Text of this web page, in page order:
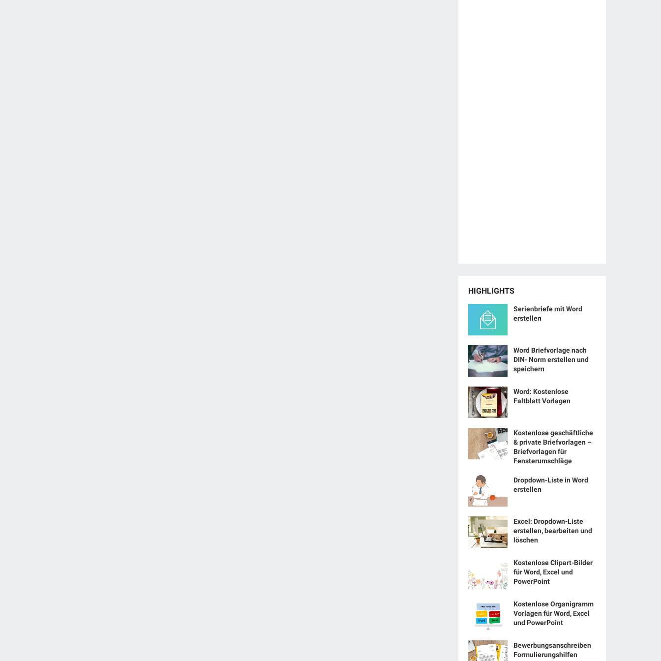
HIGHLIGHTS
Serienbriefe mit Word
erstellen
Word Briefvorlage nach
DIN- Norm erstellen und
speichern
Word: Kostenlose
Faltblatt Vorlagen
Kostenlose geschäftliche
& private Briefvorlagen –
Briefvorlagen für
Fensterumschläge
Dropdown-Liste in Word
erstellen
Excel: Dropdown-Liste
erstellen, bearbeiten und
löschen
Kostenlose Clipart-Bilder
für Word, Excel und
PowerPoint
Kostenlose Organigramm
Vorlagen für Word, Excel
und PowerPoint
Bewerbungsanschreiben
Formulierungshilfen